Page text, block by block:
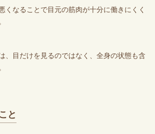
くなることで目元の筋肉が十分に働きにくく
、目だけを見るのではなく、全身の状態も含
と